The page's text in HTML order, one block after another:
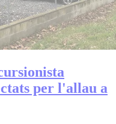
per l'allau a